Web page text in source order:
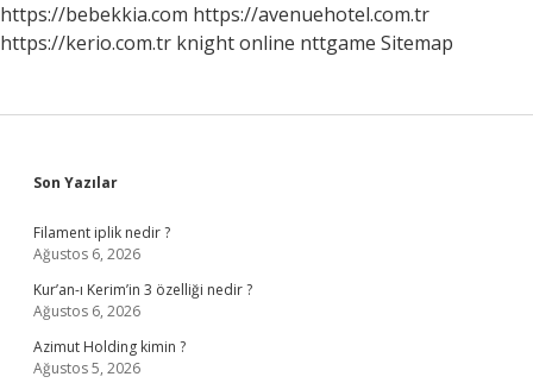
https://bebekkia.com https://avenuehotel.com.tr
https://kerio.com.tr knight online nttgame Sitemap
Sidebar
Son Yazılar
Filament iplik nedir ?
Ağustos 6, 2026
Kur’an-ı Kerim’in 3 özelliği nedir ?
Ağustos 6, 2026
Azimut Holding kimin ?
Ağustos 5, 2026